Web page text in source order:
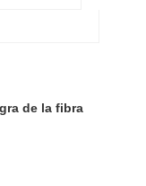
de la fibra